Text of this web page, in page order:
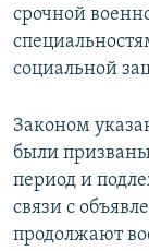
срочной
социальной
Законом
были
период и
связи с
продолжают